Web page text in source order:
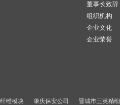
董事长致辞
组织机构
企业文化
企业荣誉
维模块 肇庆保安公司 晋城市三英精